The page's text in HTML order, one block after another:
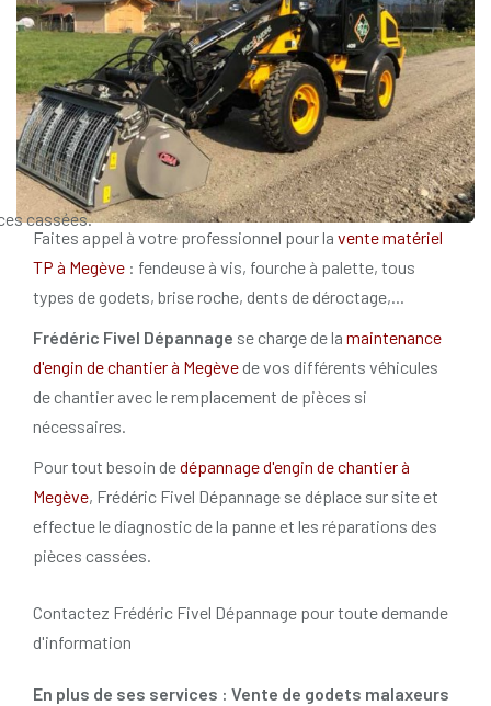
Faites appel à votre professionnel pour la vente matériel
TP à Megève : fendeuse à vis, fourche à palette, tous
types de godets, brise roche, dents de déroctage,...
Frédéric Fivel Dépannage se charge de la maintenance
d'engin de chantier à Megève de vos différents véhicules
de chantier avec le remplacement de pièces si
nécessaires.
Pour tout besoin dedépannage d'engin de chantier à
Megève, Frédéric Fivel Dépannage se déplace sur site et
effectue le diagnostic de la panne et les réparations des
pièces cassées.
cassées.
Contactez Frédéric Fivel Dépannage pour toute demande
d'information
En plus de ses services : Vente de godets malaxeurs